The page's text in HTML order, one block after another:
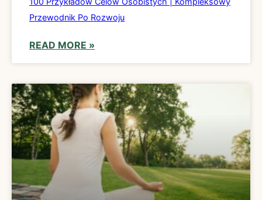
Przewodnik Po Rozwoju
READ MORE »